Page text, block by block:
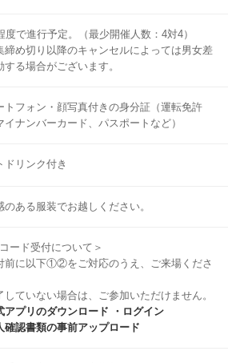
度で進行予定。（最少開催人数：4対4）
め切り以降のキャンセルによっては男女差
する場合がございます。
トフォン・顔写真付きの身分証（運転免許
イナンバーカード、パスポートなど）
ドリンク付き
のある服装でお越しください。
ード受付について＞
前に以下①②をご対応のうえ、ご来場くださ
ていない場合は、ご参加いただけません。
プリのダウンロード ・ログイン
認書類の事前アップロード